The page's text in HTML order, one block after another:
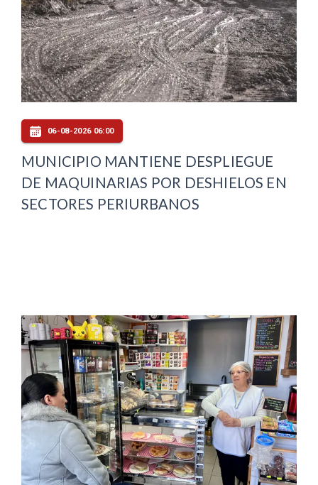
06-08-2026 06:00
MUNICIPIO MANTIENE DESPLIEGUE
DE MAQUINARIAS POR DESHIELOS EN
SECTORES PERIURBANOS